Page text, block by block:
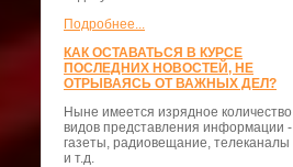
Подробнее...
КАК ОСТАВАТЬСЯ В КУРСЕ
ПОСЛЕДНИХ НОВОСТЕЙ, НЕ
ОТРЫВАЯСЬ ОТ ВАЖНЫХ ДЕЛ?
Ныне имеется изрядное количество
видов представления информации -
газеты, радиовещание, телеканалы
и т.д.